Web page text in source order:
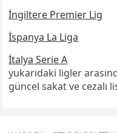
İngiltere Premier Lig
İspanya La Liga
İtalya Serie A
yukarıdaki ligler
güncel sakat ve cezalı